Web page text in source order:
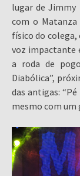
lugar de Jimmy
com o
físico do colega,
voz impactante
a roda de
Diabólica”,
das antigas:
mesmo com um